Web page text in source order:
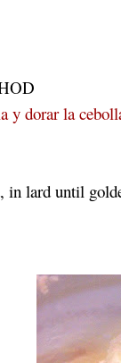
y dorar la
in lard until